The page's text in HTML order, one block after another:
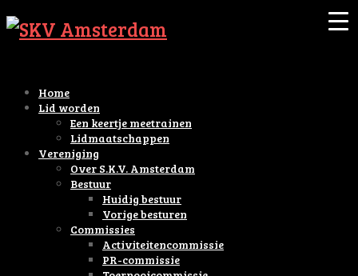
Home
Lid worden
Een keertje meetrainen
Lidmaatschappen
Vereniging
Over S.K.V. Amsterdam
Bestuur
Huidig bestuur
Vorige besturen
Commissies
Activiteitencommissie
PR-commissie